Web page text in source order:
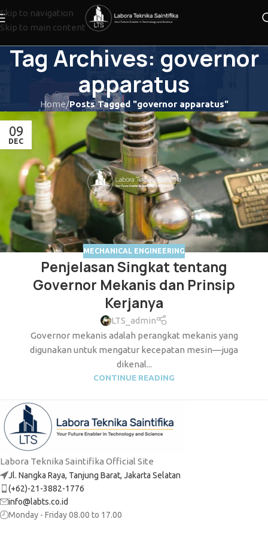
Skip to navigation
Skip to main content
Tag Archives: governor
apparatus
Home/Posts Tagged "governor apparatus"
09
DEC
MECHANICAL ENGINEERING
Penjelasan Singkat tentang
Governor Mekanis dan Prinsip
Kerjanya
LTS_admin
Governor mekanis adalah perangkat mekanis yang
digunakan untuk mengatur kecepatan mesin—juga
dikenal...
CONTINUE READING
Labora Teknika Saintifika Official Site
Jl. Nangka Raya, Tanjung Barat, Jakarta Selatan
(+62)-21-3882-1776
info@labts.co.id
Monday - Friday 08.00 to 17.00